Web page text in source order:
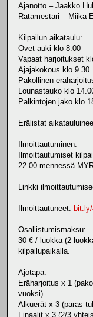
Ajanotto – Jaakko
Ratamestari – Miika
Kilpailun aikataulu:
Ovet auki klo 8.00
Vapaat harjoitukset
Ajajakokous klo 9.30
Pakollinen
Lounastauko klo
Palkintojen jako klo
Erälistat
Ilmoittautuminen:
Ilmoittautumiset
22.00 mennessä
Linkki
Ilmoittautuneet:
Osallistumismaksu:
30 € / luokka (2
kilpailupaikalla.
Ajotapa:
Eräharjoitus x 1
vuoksi)
Alkuerät x 3 (paras
Finaalit x 3 (2/3